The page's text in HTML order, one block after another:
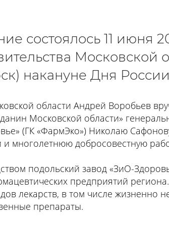
состоялось 11 июня
Московской
накануне Дня
области Андрей Воробьев
Московской области»
(ГК «ФармЭко») Николаю
и многолетнюю добросовестную
подольский завод «ЗиО-
предприятий
лекарств, в том числе жизненно
препараты.